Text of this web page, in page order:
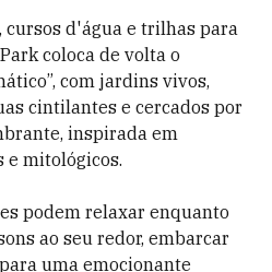
d'água e trilhas para
coloca de volta o
com jardins vivos,
cintilantes e cercados por
inspirada em
e mitológicos.
podem relaxar enquanto
ao seu redor, embarcar
uma emocionante